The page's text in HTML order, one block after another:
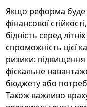
Якщо реформа буде
фінансової
бідність серед
спроможність цієї
ризики:
фіскальне
бюджету або
Також важливо